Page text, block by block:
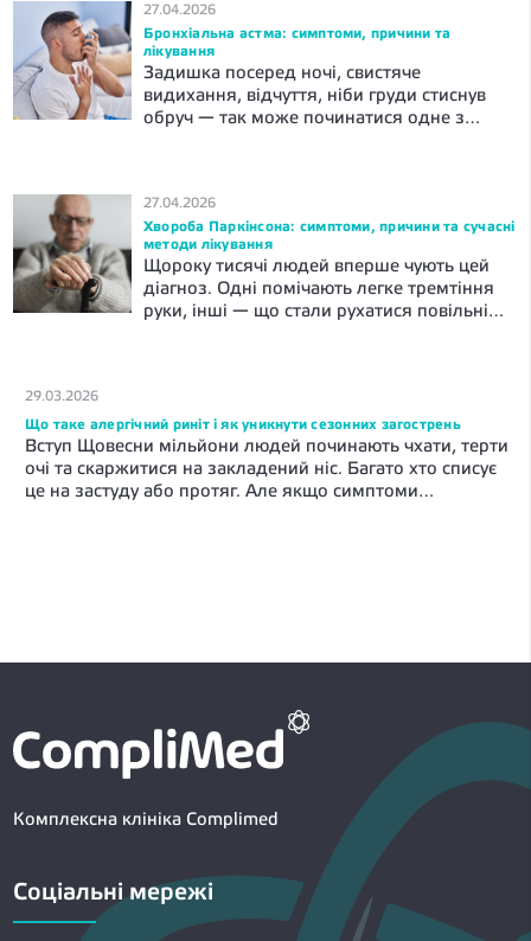
основі результатів цих досліджень
обговорюється подальший план дій. Що
вважати постійною втомою? Втома після
важкого дня — це норма. Вона проходить
[…]
27.04.2026
Бронхіальна астма: симптоми, причини та
лікування
Задишка посеред ночі, свистяче
видихання, відчуття, ніби груди стиснув
обруч — так може починатися одне з
трапляється, чим небезпечна бронхіальна
астма. Що таке бронхіальна астма?
Бронхіальна астма — хронічне
захворювання дихальних шляхів. При
астмі бронхи стають гіперреактивними.
Вони надто гостро реагують на холодне
27.04.2026
Хвороба Паркінсона: симптоми, причини та сучасні
методи лікування
Щороку тисячі людей вперше чують цей
діагноз. Одні помічають легке тремтіння
руки, інші — що стали рухатися повільніше.
що це, що відбувається в організмі, як
розпізнати хворобу на ранньому етапі та
що пропонує медицина. Що таке […]
29.03.2026
Що таке алергічний риніт і як уникнути сезонних загострень
Вступ Щовесни мільйони людей починають чхати, терти
очі та скаржитися на закладений ніс. Багато хто списує
це на застуду або протяг. Але якщо симптоми
Комплексна клініка Complimed
Соціальні мережі